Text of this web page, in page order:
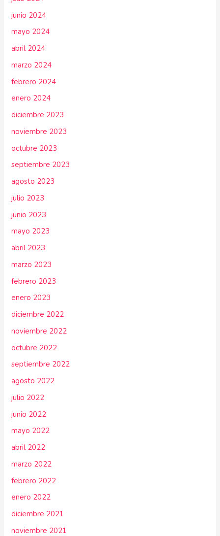
junio 2024
mayo 2024
abril 2024
marzo 2024
febrero 2024
enero 2024
diciembre 2023
noviembre 2023
octubre 2023
septiembre 2023
agosto 2023
julio 2023
junio 2023
mayo 2023
abril 2023
marzo 2023
febrero 2023
enero 2023
diciembre 2022
noviembre 2022
octubre 2022
septiembre 2022
agosto 2022
julio 2022
junio 2022
mayo 2022
abril 2022
marzo 2022
febrero 2022
enero 2022
diciembre 2021
noviembre 2021